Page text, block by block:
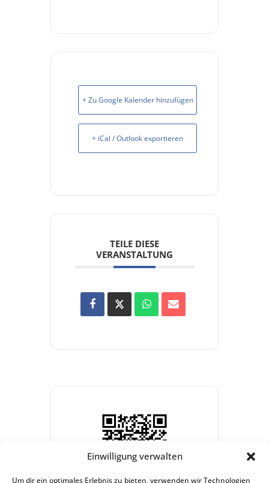
Einwilligung verwalten
Um dir ein optimales Erlebnis zu bieten, verwenden wir Technologien
+ Zu Google Kalender hinzufügen
+ iCal / Outlook exportieren
TEILE DIESE
VERANSTALTUNG